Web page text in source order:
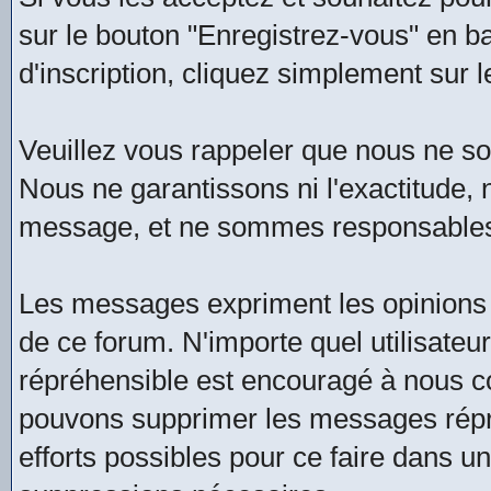
sur le bouton "Enregistrez-vous" en
d'inscription, cliquez simplement sur
Veuillez vous rappeler que nous ne
Nous ne garantissons ni l'exactitude,
message, et ne sommes
Les messages expriment les
de ce forum. N'importe quel
répréhensible est encouragé à nous
pouvons supprimer les messages
efforts possibles pour ce faire dans